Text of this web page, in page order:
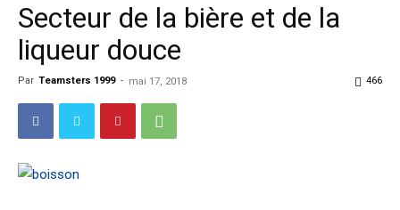
Secteur de la bière et de la
liqueur douce
Par Teamsters 1999 - mai 17, 2018 466